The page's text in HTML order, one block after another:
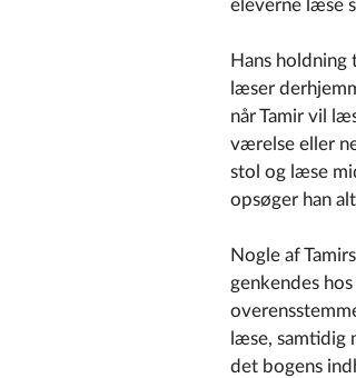
eleverne læse
Hans
læser
når Tamir vil
værelse eller
stol og læse
opsøger han
Nogle af
genkendes
læse, samtidig
det bogens